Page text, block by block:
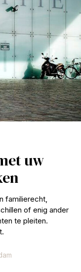
uw
familierecht,
of enig ander
te pleiten.